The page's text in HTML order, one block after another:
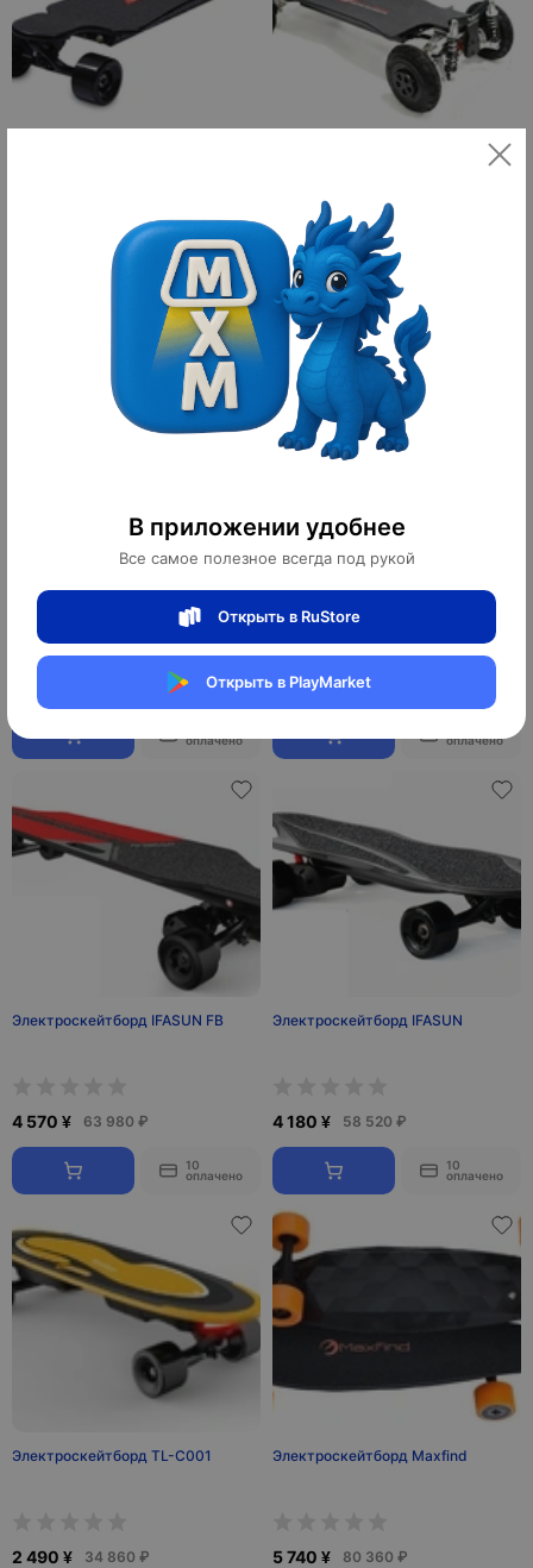
В приложении удобнее
Все самое полезное всегда под рукой
Открыть в RuStore
Открыть в PlayMarket
72 170 ₽
10
оплачено
Электроскейтборд ECOMOBL-M45
9 445 ¥ 132 230 ₽
оплачено
3 140 ¥ 43 960 ₽
оплачено
Электроскейтборд IFASUN FB
4 570 ¥ 63 980 ₽
10
оплачено
Электроскейтборд IFASUN
4 180 ¥ 58 520 ₽
10
оплачено
Электроскейтборд TL-C001
2 490 ¥ 34 860 ₽
Электроскейтборд Maxfind
5 740 ¥ 80 360 ₽